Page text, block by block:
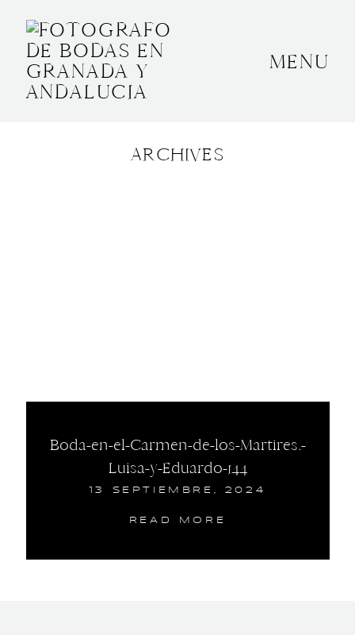
MENU
ARCHIVES
Boda-en-el-Carmen-de-los-Martires.-
Luisa-y-Eduardo-144
13 SEPTIEMBRE, 2024
READ MORE
BODAS